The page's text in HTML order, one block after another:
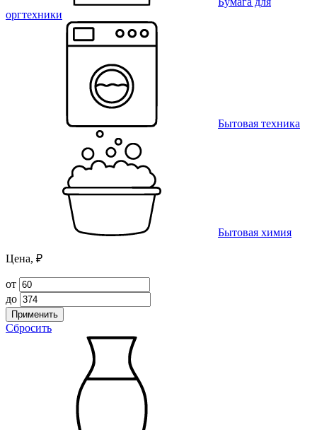
оргтехники
Бытовая техника
Бытовая химия
Цена, ₽
от
до
Применить
Сбросить